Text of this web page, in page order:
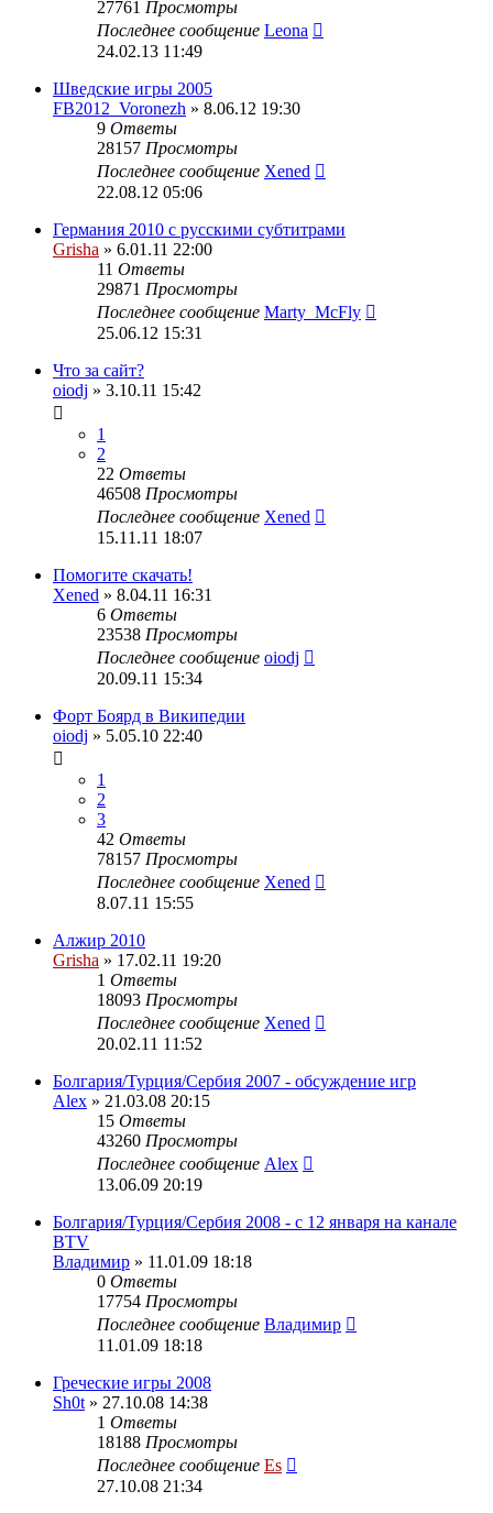
27761 Просмотры
Последнее сообщение Leona
24.02.13 11:49
Шведские игры 2005
FB2012_Voronezh » 8.06.12 19:30
9 Ответы
28157 Просмотры
Последнее сообщение Xened
22.08.12 05:06
Германия 2010 с русскими субтитрами
Grisha » 6.01.11 22:00
11 Ответы
29871 Просмотры
Последнее сообщение Marty_McFly
25.06.12 15:31
Что за сайт?
oiodj » 3.10.11 15:42
1
2
22 Ответы
46508 Просмотры
Последнее сообщение Xened
15.11.11 18:07
Помогите скачать!
Xened » 8.04.11 16:31
6 Ответы
23538 Просмотры
Последнее сообщение oiodj
20.09.11 15:34
Форт Боярд в Википедии
oiodj » 5.05.10 22:40
1
2
3
42 Ответы
78157 Просмотры
Последнее сообщение Xened
8.07.11 15:55
Алжир 2010
Grisha » 17.02.11 19:20
1 Ответы
18093 Просмотры
Последнее сообщение Xened
20.02.11 11:52
Болгария/Турция/Сербия 2007 - обсуждение игр
Alex » 21.03.08 20:15
15 Ответы
43260 Просмотры
Последнее сообщение Alex
13.06.09 20:19
Болгария/Турция/Сербия 2008 - c 12 января на канале
BTV
Владимир » 11.01.09 18:18
0 Ответы
17754 Просмотры
Последнее сообщение Владимир
11.01.09 18:18
Греческие игры 2008
Sh0t » 27.10.08 14:38
1 Ответы
18188 Просмотры
Последнее сообщение Es
27.10.08 21:34